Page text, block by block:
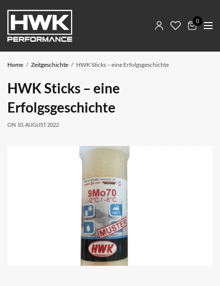
0
Home Zeitgeschichte HWK Sticks – eine Erfolgsgeschichte
HWK Sticks – eine
Erfolgsgeschichte
ON 10. AUGUST 2022